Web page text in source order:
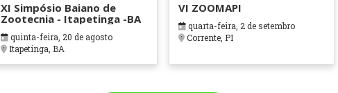
XI Simpósio Baiano de
Zootecnia - Itapetinga -BA
quinta-feira, 20 de agosto
Itapetinga, BA
VI ZOOMAPI
quarta-feira, 2 de setembro
Corrente, PI